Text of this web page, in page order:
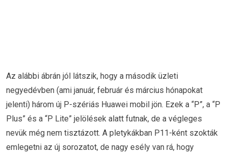
Az alábbi ábrán jól látszik, hogy a második üzleti
negyedévben (ami január, február és március hónapokat
jelenti) három új P-szériás Huawei mobil jön. Ezek a “P”, a “P
Plus” és a “P Lite” jelölések alatt futnak, de a végleges
nevük még nem tisztázott. A pletykákban P11-ként szokták
emlegetni az új sorozatot, de nagy esély van rá, hogy